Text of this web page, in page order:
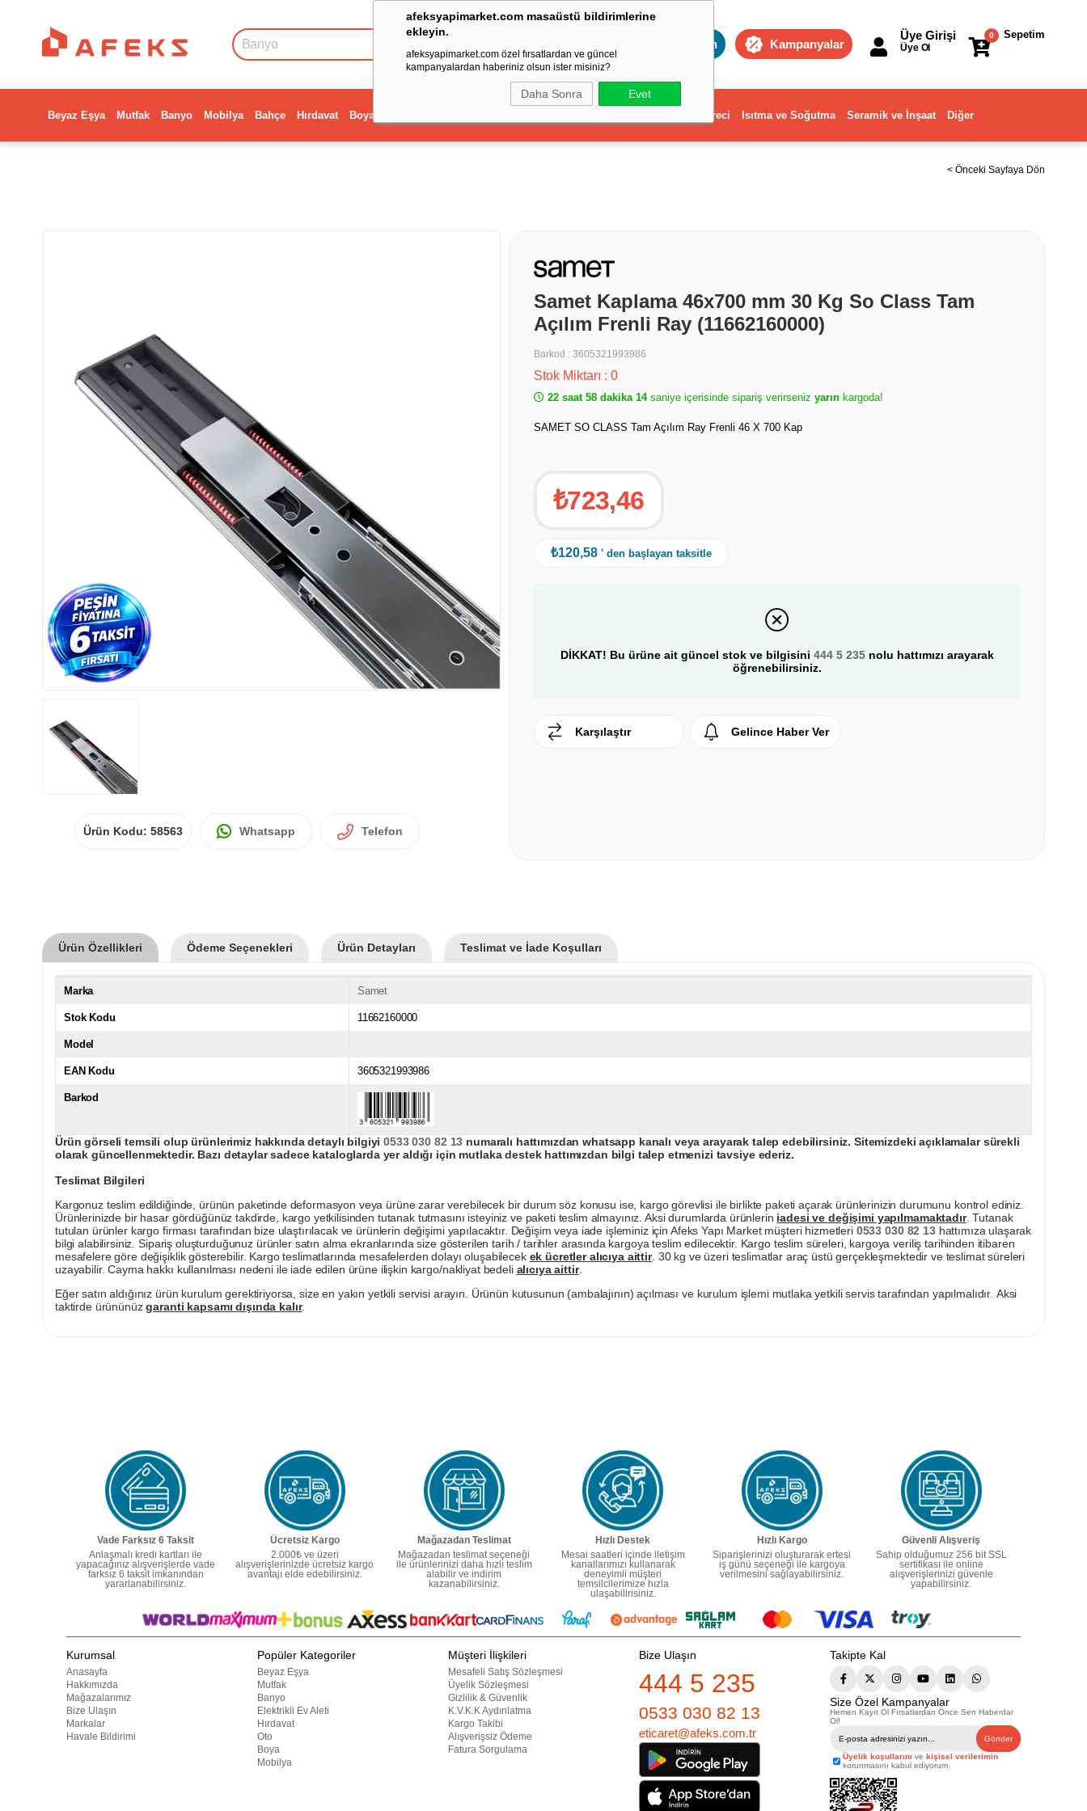
afeksyapimarket.com masaüstü bildirimlerine
ekleyin.
afeksyapimarket.com özel fırsatlardan ve güncel
kampanyalardan haberiniz olsun ister misiniz?
Daha Sonra Evet
Toptan Kampanyalar
Sepetim
0
Üye Girişi
Üye Ol
Beyaz Eşya Mutfak Banyo Mobilya Bahçe Hırdavat Boya Dekorasyon ve Ev Gereci Isıtma ve Soğutma Seramik ve İnşaat Diğer
< Önceki Sayfaya Dön
Ürün Kodu: 58563 Whatsapp Telefon
Samet Kaplama 46x700 mm 30 Kg So Class Tam
Açılım Frenli Ray (11662160000)
Barkod : 3605321993986
Stok Miktarı : 0
22 saat 58 dakika 14saniye içerisinde sipariş verirseniz yarın kargoda!
SAMET SO CLASS Tam Açılım Ray Frenli 46 X 700 Kap
₺723,46
₺120,58 ' den başlayan taksitle
DİKKAT! Bu ürüne ait güncel stok ve bilgisini 444 5 235nolu hattımızı arayarak
öğrenebilirsiniz.
Karşılaştır Gelince Haber Ver
Ürün Özellikleri Ödeme Seçenekleri Ürün Detayları Teslimat ve İade Koşulları
Marka Samet
Stok Kodu 11662160000
Model
EAN Kodu 3605321993986
Barkod
Ürün görseli temsili olup ürünlerimiz hakkında detaylı bilgiyi0533 030 82 13 numaralı hattımızdan whatsapp kanalı veya arayarak talep edebilirsiniz. Sitemizdeki açıklamalar sürekli
olarak güncellenmektedir. Bazı detaylar sadece kataloglarda yer aldığı için mutlaka destek hattımızdan bilgi talep etmenizi tavsiye ederiz.
Teslimat Bilgileri
Kargonuz teslim edildiğinde, ürünün paketinde deformasyon veya ürüne zarar verebilecek bir durum söz konusu ise, kargo görevlisi ile birlikte paketi açarak ürünlerinizin durumunu kontrol ediniz.
Ürünlerinizde bir hasar gördüğünüz takdirde, kargo yetkilisinden tutanak tutmasını isteyiniz ve paketi teslim almayınız. Aksi durumlarda ürünlerin iadesi ve değişimi yapılmamaktadır. Tutanak
tutulan ürünler kargo firması tarafından bize ulaştırılacak ve ürünlerin değişimi yapılacaktır. Değişim veya iade işleminiz için Afeks Yapı Market müşteri hizmetleri 0533 030 82 13hattımıza ulaşarak
bilgi alabilirsiniz. Sipariş oluşturduğunuz ürünler satın alma ekranlarında size gösterilen tarih / tarihler arasında kargoya teslim edilecektir. Kargo teslim süreleri, kargoya veriliş tarihinden itibaren
mesafelere göre değişiklik gösterebilir. Kargo teslimatlarında mesafelerden dolayı oluşabilecek ek ücretler alıcıya aittir. 30 kg ve üzeri teslimatlar araç üstü gerçekleşmektedir ve teslimat süreleri
uzayabilir. Cayma hakkı kullanılması nedeni ile iade edilen ürüne ilişkin kargo/nakliyat bedeli alıcıya aittir.
Eğer satın aldığınız ürün kurulum gerektiriyorsa, size en yakın yetkili servisi arayın. Ürünün kutusunun (ambalajının) açılması ve kurulum işlemi mutlaka yetkili servis tarafından yapılmalıdır. Aksi
taktirde ürününüzgaranti kapsamı dışında kalır.
Vade Farksız 6 Taksit
Anlaşmalı kredi kartları ile
yapacağınız alışverişlerde vade
farksız 6 taksit imkanından
yararlanabilirsiniz.
Ücretsiz Kargo
2.000₺ ve üzeri
alışverişlerinizde ücretsiz kargo
avantajı elde edebilirsiniz.
Mağazadan Teslimat
Mağazadan teslimat seçeneği
ile ürünlerinizi daha hızlı teslim
alabilir ve indirim
kazanabilirsiniz.
Hızlı Destek
Mesai saatleri içinde iletişim
kanallarımızı kullanarak
deneyimli müşteri
temsilcilerimize hızla
ulaşabilirisiniz.
Hızlı Kargo
Siparişlerinizi oluşturarak ertesi
iş günü seçeneği ile kargoya
verilmesini sağlayabilirsiniz.
Güvenli Alışveriş
Sahip olduğumuz 256 bit SSL
sertifikası ile online
alışverişlerinizi güvenle
yapabilirsiniz.
Kurumsal
Anasayfa
Hakkımızda
Mağazalarımız
Bize Ulaşın
Markalar
Havale Bildirimi
Popüler Kategoriler
Beyaz Eşya
Mutfak
Banyo
Elektrikli Ev Aleti
Hırdavat
Oto
Boya
Mobilya
Müşteri İlişkileri
Mesafeli Satış Sözleşmesi
Üyelik Sözleşmesi
Gizlilik & Güvenlik
K.V.K.K Aydınlatma
Kargo Takibi
Alışverişsiz Ödeme
Fatura Sorgulama
Bize Ulaşın
444 5 235
0533 030 82 13
eticaret@afeks.com.tr
Takipte Kal
Size Özel Kampanyalar
Hemen Kayıt Ol Fırsatlardan Önce Sen Haberdar
Ol!
Gönder
Üyelik koşullarını ve kişisel verilerimin
korunmasını kabul ediyorum.